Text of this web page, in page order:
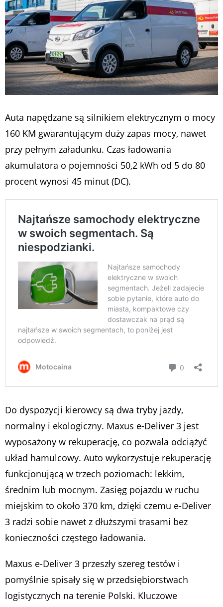
Auta napędzane są silnikiem elektrycznym o mocy
160 KM gwarantującym duży zapas mocy, nawet
przy pełnym załadunku. Czas ładowania
akumulatora o pojemności 50,2 kWh od 5 do 80
procent wynosi 45 minut (DC).
Do dyspozycji kierowcy są dwa tryby jazdy,
normalny i ekologiczny. Maxus e-Deliver 3 jest
wyposażony w rekuperację, co pozwala odciążyć
układ hamulcowy. Auto wykorzystuje rekuperację
funkcjonującą w trzech poziomach: lekkim,
średnim lub mocnym. Zasięg pojazdu w ruchu
miejskim to około 370 km, dzięki czemu e-Deliver
3 radzi sobie nawet z dłuższymi trasami bez
konieczności częstego ładowania.
Maxus e-Deliver 3 przeszły szereg testów i
pomyślnie spisały się w przedsiębiorstwach
logistycznych na terenie Polski. Kluczowe